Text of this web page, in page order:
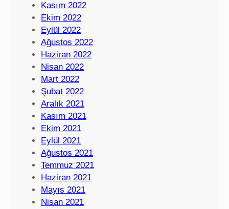
Kasım 2022
Ekim 2022
Eylül 2022
Ağustos 2022
Haziran 2022
Nisan 2022
Mart 2022
Şubat 2022
Aralık 2021
Kasım 2021
Ekim 2021
Eylül 2021
Ağustos 2021
Temmuz 2021
Haziran 2021
Mayıs 2021
Nisan 2021